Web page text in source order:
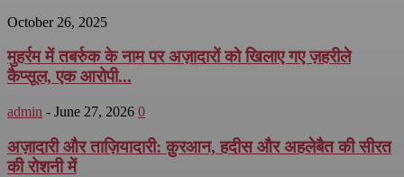
October 26, 2025
मुहर्रम में तबर्रुक के नाम पर अज़ादारों को खिलाए गए ज़हरीले
कैप्सूल, एक आरोपी...
admin - June 27, 2026 0
अज़ादारी और ताज़ियादारी: क़ुरआन, हदीस और अहलेबैत की सीरत
की रोशनी में